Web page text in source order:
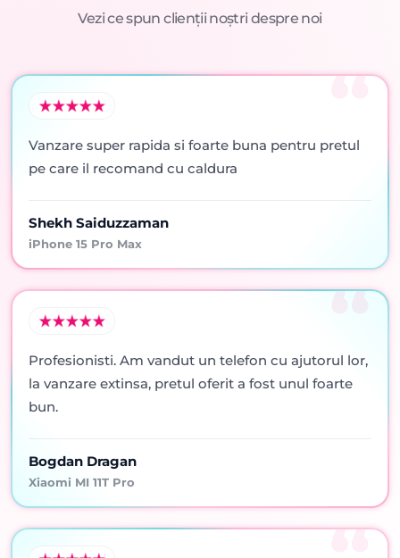
Vezi ce spun clienții noștri despre noi
Vanzare super rapida si foarte buna pentru pretul
pe care il recomand cu caldura
Shekh Saiduzzaman
iPhone 15 Pro Max
Profesionisti. Am vandut un telefon cu ajutorul lor,
la vanzare extinsa, pretul oferit a fost unul foarte
bun.
Bogdan Dragan
Xiaomi MI 11T Pro